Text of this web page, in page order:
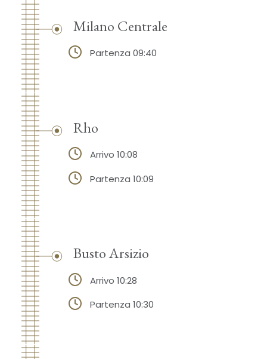
Milano Centrale
Partenza 09:40
Rho
Arrivo 10:08
Partenza 10:09
Busto Arsizio
Arrivo 10:28
Partenza 10:30